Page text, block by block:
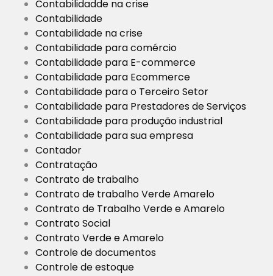
Contabilidadde na crise
Contabilidade
Contabilidade na crise
Contabilidade para comércio
Contabilidade para E-commerce
Contabilidade para Ecommerce
Contabilidade para o Terceiro Setor
Contabilidade para Prestadores de Serviços
Contabilidade para produção industrial
Contabilidade para sua empresa
Contador
Contratação
Contrato de trabalho
Contrato de trabalho Verde Amarelo
Contrato de Trabalho Verde e Amarelo
Contrato Social
Contrato Verde e Amarelo
Controle de documentos
Controle de estoque